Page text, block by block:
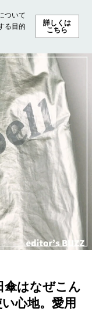
ついて
る目的
詳しくは
こちら
ァッション ビューテ
傘はなぜこん
心地。愛用